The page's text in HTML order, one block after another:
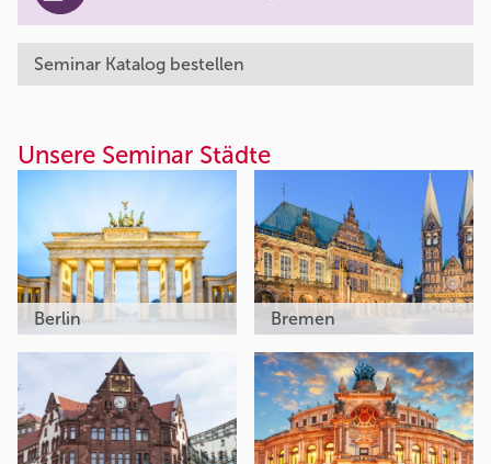
Seminar Katalog bestellen
Unsere Seminar Städte
Berlin Bremen